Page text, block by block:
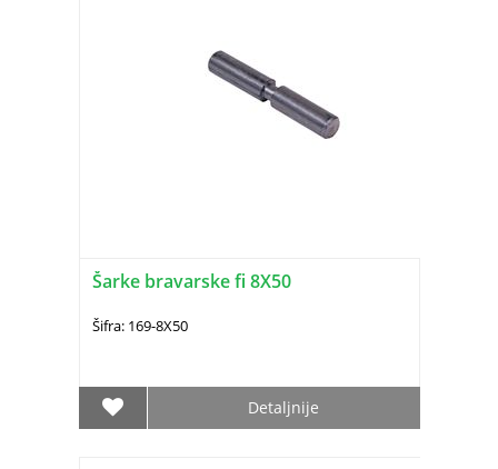
Šarke bravarske fi 8X50
Šifra: 169-8X50
Detaljnije